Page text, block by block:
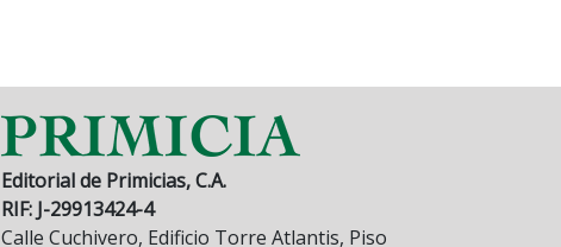
Editorial de Primicias, C.A.
RIF: J-29913424-4
Calle Cuchivero, Edificio Torre Atlantis, Piso